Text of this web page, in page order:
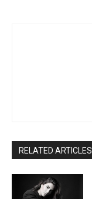
RELATED ARTICLES